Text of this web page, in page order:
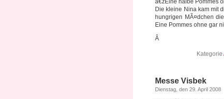
â€žEine halbe Pommes
Die kleine Nina kam mit
hungrigen MÃ¤dchen
Eine Pommes ohne gar
Â
Kategorie
Messe Visbek
Dienstag, den 29. April 2008